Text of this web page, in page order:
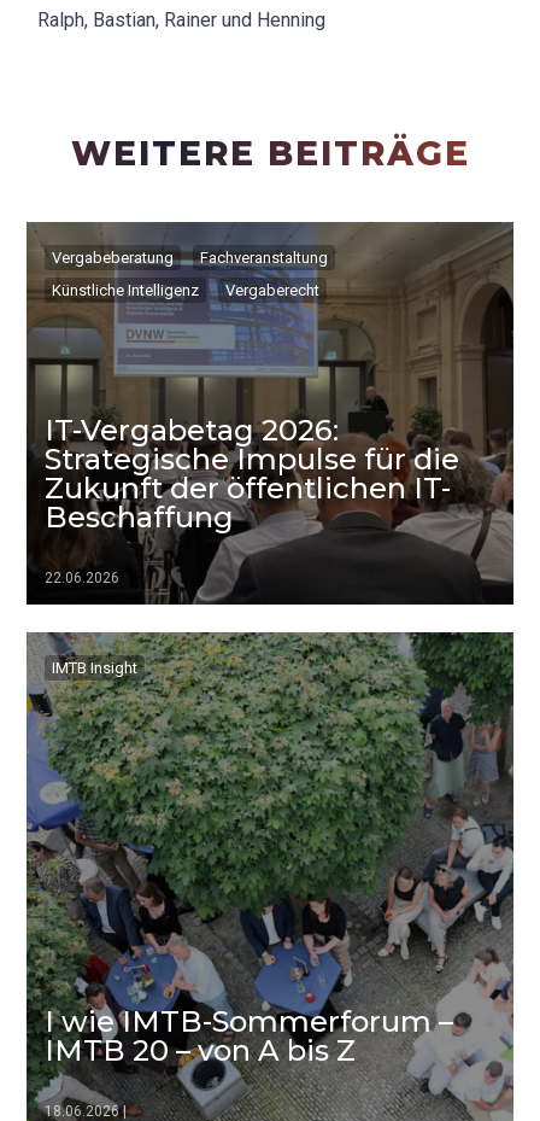
Ralph, Bastian, Rainer und Henning
WEITERE BEITRÄGE
Vergabeberatung
Fachveranstaltung
Künstliche Intelligenz
Vergaberecht
IT-Vergabetag 2026:
Strategische Impulse für die
Zukunft der öffentlichen IT-
Beschaffung
22.06.2026
▷▷▷
IMTB Insight
I wie IMTB-Sommerforum –
IMTB 20 – von A bis Z
18.06.2026|